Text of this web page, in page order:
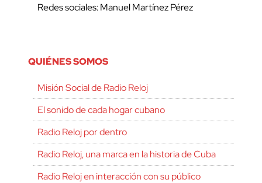
Redes sociales: Manuel Martínez Pérez
QUIÉNES SOMOS
Misión Social de Radio Reloj
El sonido de cada hogar cubano
Radio Reloj por dentro
Radio Reloj, una marca en la historia de Cuba
Radio Reloj en interacción con su público